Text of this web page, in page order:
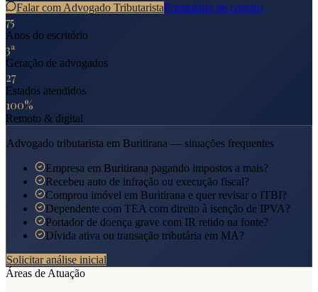
Falar com Advogado TributaristaFormulário de contato
75
Anos do escritório
3ª
Geração de advogados
27
Estados atendidos
100%
Remoto & digital
Advogado tributarista em Buritirana — situações frequentes
Empresa em Buritirana pagando impostos a mais?
Recebeu auto de infração ou execução fiscal?
Comprou imóvel em Buritirana e quer revisar o ITBI?
Dependente com TEA com direito à isenção de IPVA?
Portador de doença grave com IR retido na fonte?
Dívida ativa ou transação tributária em MA?
Solicitar análise inicial
Áreas de Atuação